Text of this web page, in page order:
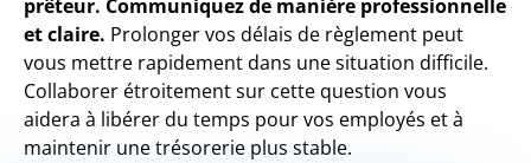
prêteur. Communiquez de manière professionnelle
et claire. Prolonger vos délais de règlement peut
vous mettre rapidement dans une situation difficile.
Collaborer étroitement sur cette question vous
aidera à libérer du temps pour vos employés et à
maintenir une trésorerie plus stable.